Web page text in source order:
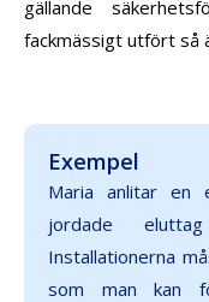
gällande
fackmässigt utfört så
Exempel
Maria anlitar en
jordade
Installationerna
som man kan